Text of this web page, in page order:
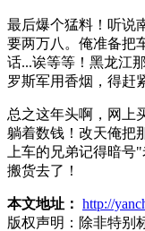
最后爆个猛料！听说
要两万八。俺准备把
话...诶等等！黑龙江
罗斯军用香烟，得赶
总之这年头啊，网上
躺着数钱！改天俺把
上车的兄弟记得暗
搬货去了！
本文地址： http://
版权声明： 除非特别